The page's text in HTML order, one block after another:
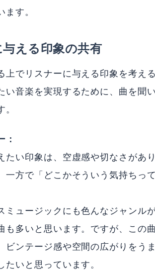
す。
える印象の共有
上でリスナーに与える印象を考え
い音楽を実現するために、曲を聞
：
たい印象は、空虚感や切なさがあ
一方で「どこかそういう気持ちっ
ミュージックにも色んなジャンル
も多いと思います。ですが、この
ビンテージ感や空間の広がりをう
たいと思っています。